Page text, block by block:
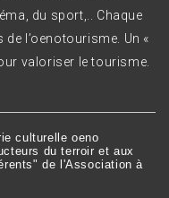
du sport,.. Chaque
l’oenotourisme. Un «
valoriser le tourisme.
culturelle oeno
du terroir et aux
de l'Association à